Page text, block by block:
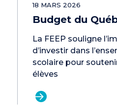
18 MARS 2026
Budget du
La FEEP souligne
d’investir dans
scolaire pour
élèves